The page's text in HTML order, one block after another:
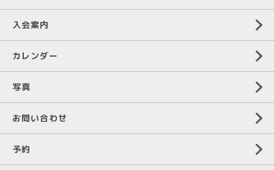
入会案内
カレンダー
写真
お問い合わせ
予約